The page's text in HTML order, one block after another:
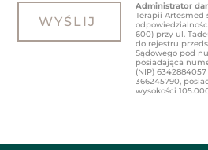
Administrator
Terapii Artesmed
600) przy ul.
do rejestru
Sądowego pod
posiadająca
(NIP)
366245790,
wysokości